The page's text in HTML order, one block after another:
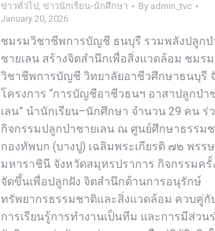
ข่าวทั่วไป, ข่าวนักเรียน-นักศึกษา By admin_tvc
January 20, 2026
ชมรมวิชาชีพการบัญชี ธนบุรี รวมพลังปลูกป่
ชายเลน สร้างจิตสำนึกเพื่อสิ่งแวดล้อม ชมรม
วิชาชีพการบัญชี วิทยาลัยอาชีวศึกษาธนบุรี
โครงการ “การบัญชีอาชีวธนฯ อาสาปลูกป่า
เลน” นำนักเรียน–นักศึกษา จำนวน 29 คน ร่
กิจกรรมปลูกป่าชายเลน ณ ศูนย์ศึกษาธรรม
กองทัพบก (บางปู) เฉลิมพระเกียรติ ๗๒ พรร
มหาราชินี จังหวัดสมุทรปราการ กิจกรรมครั้
จัดขึ้นเพื่อปลูกฝัง จิตสำนึกด้านการอนุรักษ์
ทรัพยากรธรรมชาติและสิ่งแวดล้อม ควบคู่กั
การเรียนรู้การทำงานเป็นทีม และการมีส่วน